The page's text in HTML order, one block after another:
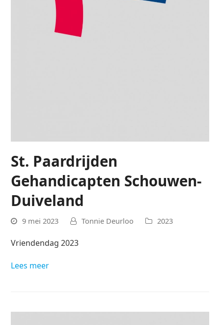
St. Paardrijden
Gehandicapten Schouwen-
Duiveland
9 mei 2023 Tonnie Deurloo 2023
Vriendendag 2023
Lees meer